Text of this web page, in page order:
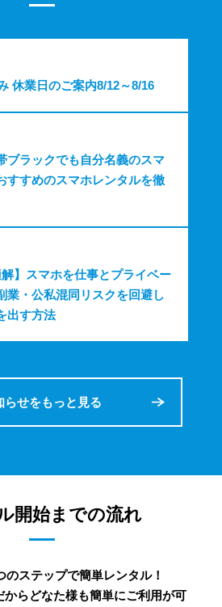
休業日のご案内8/12～8/16
ブラックでも自分名義のスマ
すすめのスマホレンタルを徹
解】スマホを仕事とプライベー
業・公私混同リスクを回避し
出す方法
らせをもっと見る
開始までの流れ
のステップで簡単レンタル！
からどなた様も簡単にご利用が可